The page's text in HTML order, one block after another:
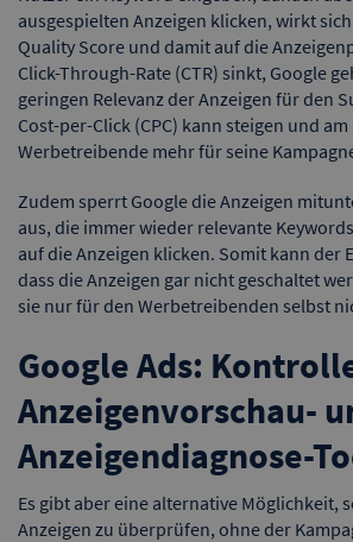
ausgespielten Anzeigen klicken, wirkt
Quality Score und damit auf die
Click-Through-Rate (CTR) sinkt, Google
geringen Relevanz der Anzeigen für den
Cost-per-Click (CPC) kann steigen und
Werbetreibende mehr für seine
Zudem sperrt Google die Anzeigen
aus, die immer wieder relevante
auf die Anzeigen klicken. Somit kann der
dass die Anzeigen gar nicht geschaltet
sie nur für den Werbetreibenden selbst
Google Ads:
Anzeigenvorschau-
Anzeigendiagnose-
Es gibt aber eine alternative Möglichkeit,
Anzeigen zu überprüfen, ohne der